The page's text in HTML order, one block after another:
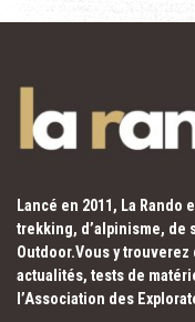
Lancé en 2011, La
trekking, d’alpinisme, de
Outdoor.Vous y
actualités, tests de
l’Association des